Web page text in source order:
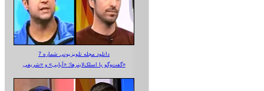
دانلود مجله تلویزیونی شماره 7
گفت‌وگو با اسلک‌لاینرها؛ «آبایی» و «شریفی»